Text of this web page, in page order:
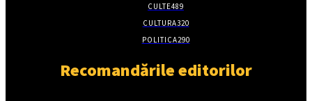
CULTE489
CULTURA320
POLITICA290
Recomandările editorilor